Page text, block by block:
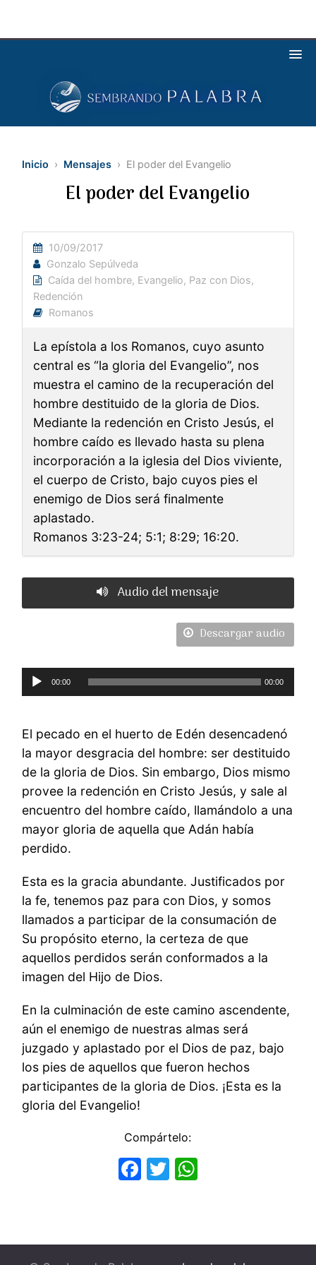
Inicio › Mensajes › El poder del Evangelio
El poder del Evangelio
10/09/2017
Gonzalo Sepúlveda
Caída del hombre, Evangelio, Paz con Dios,
Redención
Romanos
La epístola a los Romanos, cuyo asunto
central es “la gloria del Evangelio”, nos
muestra el camino de la recuperación del
hombre destituido de la gloria de Dios.
Mediante la redención en Cristo Jesús, el
hombre caído es llevado hasta su plena
incorporación a la iglesia del Dios viviente,
el cuerpo de Cristo, bajo cuyos pies el
enemigo de Dios será finalmente
aplastado.
Romanos 3:23-24; 5:1; 8:29; 16:20.
Audio del mensaje
Descargar audio
Reproductor
de
00:00 00:00
El pecado en el huerto de Edén desencadenó
la mayor desgracia del hombre: ser destituido
de la gloria de Dios. Sin embargo, Dios mismo
provee la redención en Cristo Jesús, y sale al
encuentro del hombre caído, llamándolo a una
mayor gloria de aquella que Adán había
perdido.
Esta es la gracia abundante. Justificados por
la fe, tenemos paz para con Dios, y somos
llamados a participar de la consumación de
Su propósito eterno, la certeza de que
aquellos perdidos serán conformados a la
imagen del Hijo de Dios.
En la culminación de este camino ascendente,
aún el enemigo de nuestras almas será
juzgado y aplastado por el Dios de paz, bajo
los pies de aquellos que fueron hechos
participantes de la gloria de Dios. ¡Esta es la
gloria del Evangelio!
Compártelo:
Facebook
Twitter
WhatsApp